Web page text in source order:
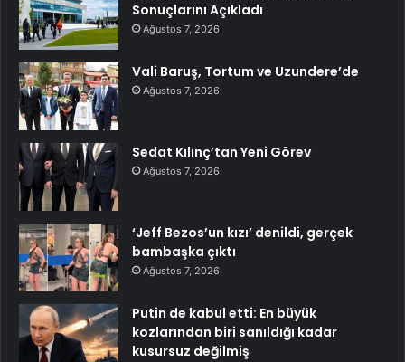
Sonuçlarını Açıkladı
Ağustos 7, 2026
Vali Baruş, Tortum ve Uzundere’de
Ağustos 7, 2026
Sedat Kılınç’tan Yeni Görev
Ağustos 7, 2026
‘Jeff Bezos’un kızı’ denildi, gerçek
bambaşka çıktı
Ağustos 7, 2026
Putin de kabul etti: En büyük
kozlarından biri sanıldığı kadar
kusursuz değilmiş